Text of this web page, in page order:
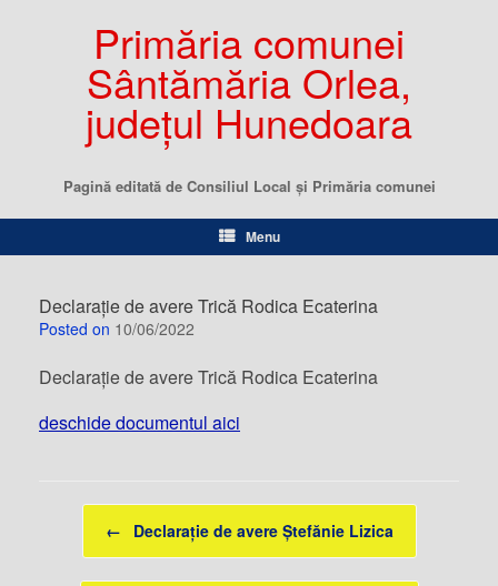
Primăria comunei
Sântămăria Orlea,
județul Hunedoara
Pagină editată de Consiliul Local şi Primăria comunei
Menu
Declarație de avere Trică Rodica Ecaterina
Posted on 10/06/2022
Declarație de avere Trică Rodica Ecaterina
deschide documentul aici
Post navigation
← Declarație de avere Ștefănie Lizica